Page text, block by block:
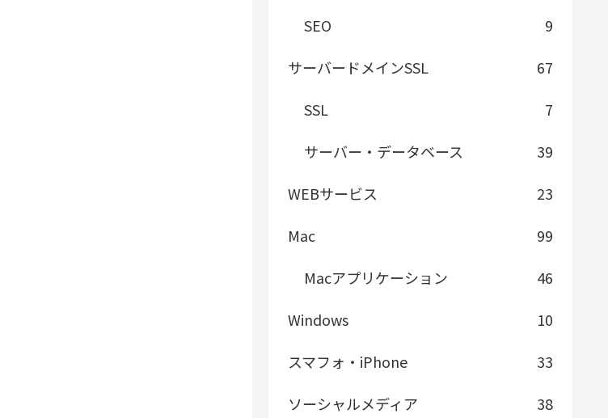
SEO
9
サーバードメインSSL
67
SSL
7
サーバー・データベース
39
WEBサービス
23
Mac
99
Macアプリケーション
46
Windows
10
スマフォ・iPhone
33
ソーシャルメディア
38